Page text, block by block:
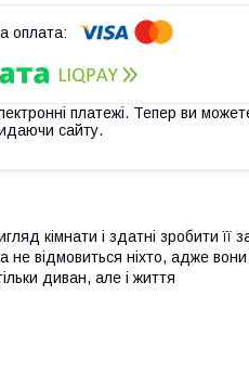
платежі. Тепер ви
сайту.
кімнати і здатні зробити її
не відмовиться ніхто, адже
диван, але і життя